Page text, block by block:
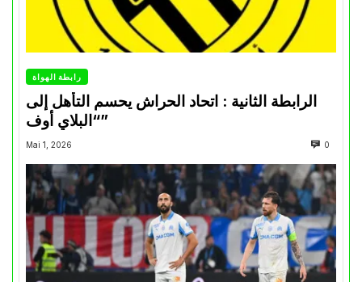
رابطة الهواة
الرابطة الثانية : اتحاد الحراش يحسم التأهل إلى
“البلاي أوف”
Mai 1, 2026 0